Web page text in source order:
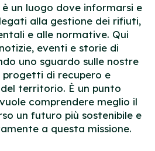
un luogo dove informarsi e
alla gestione dei rifiuti,
e alle normative. Qui
eventi e storie di
uno sguardo sulle nostre
di recupero e
territorio. È un punto
comprendere meglio il
un futuro più sostenibile e
a questa missione.